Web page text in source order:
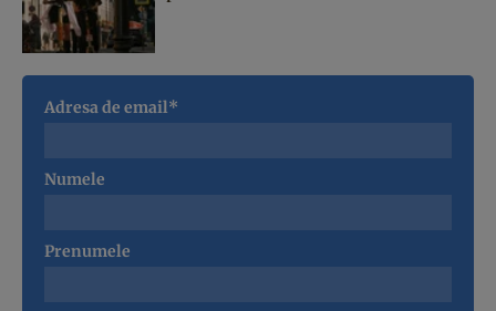
Adresa de email*
Numele
Prenumele